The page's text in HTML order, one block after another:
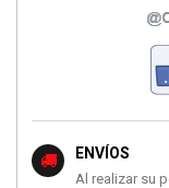
ENVÍOS
Al realizar su